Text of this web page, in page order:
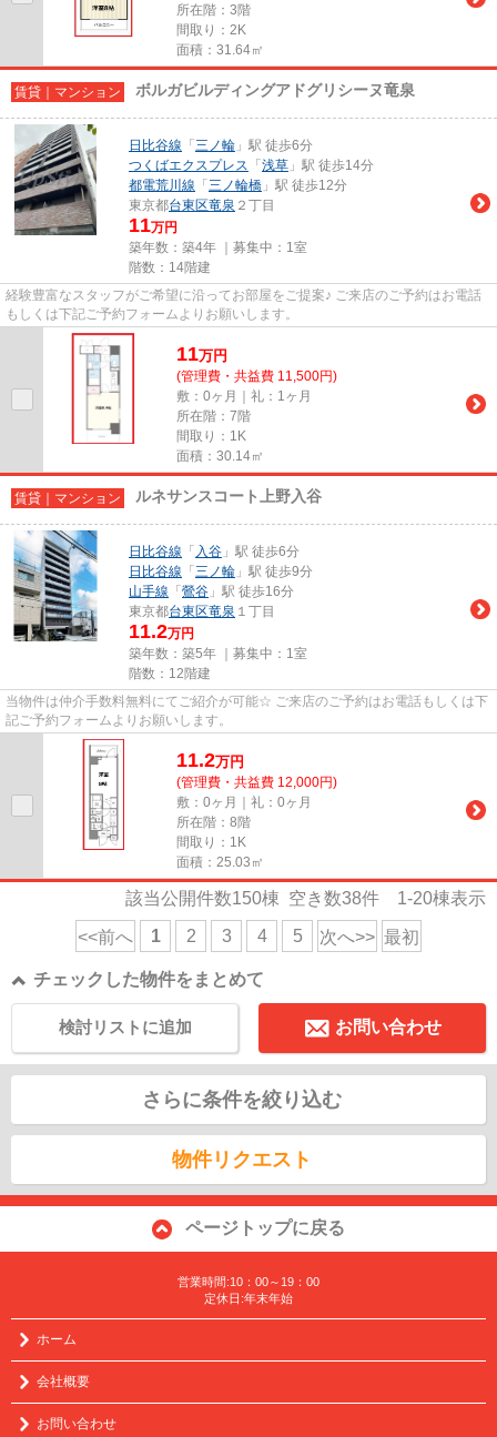
所在階：3階
間取り：2K
面積：31.64㎡
賃貸｜マンション ボルガビルディングアドグリシーヌ竜泉
日比谷線 「 三ノ輪 」駅 徒歩6分
つくばエクスプレス 「 浅草 」駅 徒歩14分
都電荒川線 「 三ノ輪橋 」駅 徒歩12分
東京都台東区竜泉 ２丁目
11万円
築年数：築4年 ｜募集中： 1室
階数：14階建
経験豊富なスタッフがご希望に沿ってお部屋をご提案♪ ご来店のご予約はお電話
もしくは下記ご予約フォームよりお願いします。
11万円
(管理費・共益費 11,500円)
敷：0ヶ月｜礼：1ヶ月
所在階：7階
間取り：1K
面積：30.14㎡
賃貸｜マンション ルネサンスコート上野入谷
日比谷線 「 入谷 」駅 徒歩6分
日比谷線 「 三ノ輪 」駅 徒歩9分
山手線 「 鶯谷 」駅 徒歩16分
東京都台東区竜泉 １丁目
11.2万円
築年数：築5年 ｜募集中： 1室
階数：12階建
当物件は仲介手数料無料にてご紹介が可能☆ ご来店のご予約はお電話もしくは下
記ご予約フォームよりお願いします。
11.2万円
(管理費・共益費 12,000円)
敷：0ヶ月｜礼：0ヶ月
所在階：8階
間取り：1K
面積：25.03㎡
該当公開件数150棟 空き数38件 1-20棟表示
<<前へ 1 2 3 4 5 次へ>> 最初
チェックした物件をまとめて
お問い合わせ
検討リストに追加
さらに条件を絞り込む
物件リクエスト
ページトップに戻る
営業時間:10：00～19：00
定休日:年末年始
ホーム
会社概要
お問い合わせ